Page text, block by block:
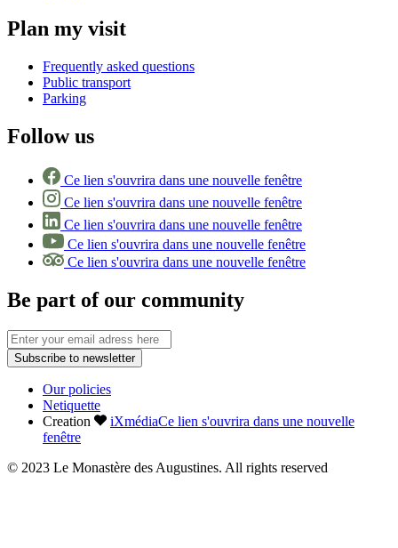
Plan my visit
Frequently asked questions
Public transport
Parking
Follow us
Ce lien s'ouvrira dans une nouvelle fenêtre
Ce lien s'ouvrira dans une nouvelle fenêtre
Ce lien s'ouvrira dans une nouvelle fenêtre
Ce lien s'ouvrira dans une nouvelle fenêtre
Ce lien s'ouvrira dans une nouvelle fenêtre
Be part of our community
Subscribe to newsletter
Our policies
Netiquette
Creation
iXmédiaCe lien s'ouvrira dans une nouvelle
fenêtre
© 2023 Le Monastère des Augustines. All rights reserved